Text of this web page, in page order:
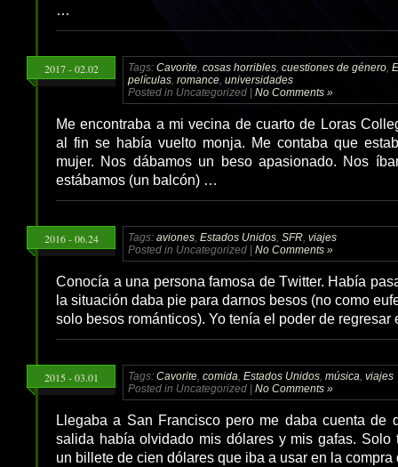
…
2017 - 02.02 Tags: Cavorite cosas horribles cuestiones de género
películas romance universidades
Posted in Uncategorized | No Comments »
Me encontraba a mi vecina de cuarto de Loras
al fin se había vuelto monja. Me contaba que
mujer. Nos dábamos un beso apasionado. Nos
estábamos (un balcón) …
2016 - 06.24 Tags: aviones Estados Unidos SFR viajes
Posted in Uncategorized | No Comments »
Conocía a una persona famosa de Twitter. Había
la situación daba pie para darnos besos (no como
solo besos románticos). Yo tenía el poder de
2015 - 03.01 Tags: Cavorite comida Estados Unidos música viajes
Posted in Uncategorized | No Comments »
Llegaba a San Francisco pero me daba cuenta de
salida había olvidado mis dólares y mis gafas. Solo
un billete de cien dólares que iba a usar en la